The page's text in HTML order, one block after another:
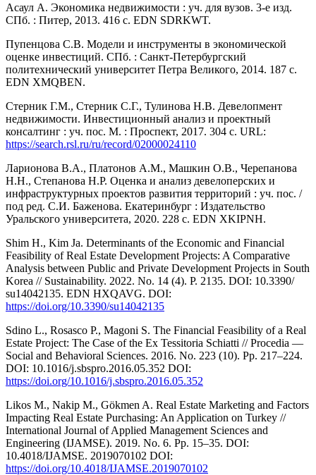
Асаул А. Экономика недвижимости : уч. для вузов. 3-е изд.
СПб. : Питер, 2013. 416 с. EDN SDRKWT.
Пупенцова С.В. Модели и инструменты в экономической
оценке инвестиций. СПб. : Санкт-Петербургский
политехнический университет Петра Великого, 2014. 187 с.
EDN XMQBEN.
Стерник Г.М., Стерник С.Г., Тулинова Н.В. Девелопмент
недвижимости. Инвестиционный анализ и проектный
консалтинг : уч. пос. М. : Проспект, 2017. 304 с. URL:
https://search.rsl.ru/ru/record/02000024110
Ларионова В.А., Платонов А.М., Машкин О.В., Черепанова
Н.Н., Степанова Н.Р. Оценка и анализ девелоперских и
инфраструктурных проектов развития территорий : уч. пос. /
под ред. С.И. Баженова. Екатеринбург : Издательство
Уральского университета, 2020. 228 с. EDN XKIPNH.
Shim H., Kim Ja. Determinants of the Economic and Financial
Feasibility of Real Estate Development Projects: A Comparative
Analysis between Public and Private Development Projects in South
Korea // Sustainability. 2022. No. 14 (4). P. 2135. DOI: 10.3390/
su14042135. EDN HXQAVG. DOI:
https://doi.org/10.3390/su14042135
Sdino L., Rosasco P., Magoni S. The Financial Feasibility of a Real
Estate Project: The Case of the Ex Tessitoria Schiatti // Procedia —
Social and Behavioral Sciences. 2016. No. 223 (10). Pp. 217–224.
DOI: 10.1016/j.sbspro.2016.05.352 DOI:
https://doi.org/10.1016/j.sbspro.2016.05.352
Likos M., Nakip M., Gökmen A. Real Estate Marketing and Factors
Impacting Real Estate Purchasing: An Application on Turkey //
International Journal of Applied Management Sciences and
Engineering (IJAMSE). 2019. No. 6. Pp. 15–35. DOI:
10.4018/IJAMSE. 2019070102 DOI:
https://doi.org/10.4018/IJAMSE.2019070102